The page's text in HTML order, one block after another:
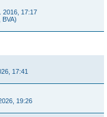
2016, 17:17
17:41
19:26